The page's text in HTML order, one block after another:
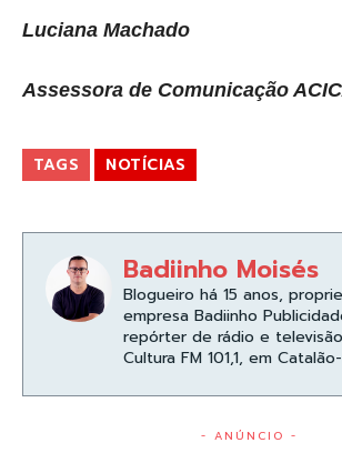
Luciana Machado
Assessora de Comunicação
TAGS NOTÍCIAS
Badiinho Moisés
Blogueiro há 15 anos,
empresa Badiinho
repórter de rádio e
Cultura FM 101,1, em
- ANÚNCIO -